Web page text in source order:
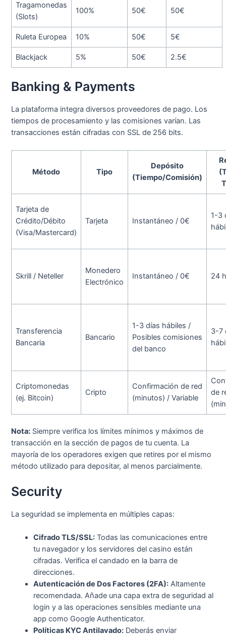
Tragamonedas
(Slots)
100% 50€ 50€
Ruleta Europea 10% 50€ 5€
Blackjack 5% 50€ 2.5€
Banking & Payments
La plataforma integra diversos proveedores de pago. Los
tiempos de procesamiento y las comisiones varían. Las
transacciones están cifradas con SSL de 256 bits.
Método Tipo
Depósito
(Tiempo/Comisión)
Tarjeta de
Crédito/Débito
(Visa/Mastercard)
Tarjeta Instantáneo / 0€
1-3
Skrill / Neteller
Monedero
Electrónico
Instantáneo / 0€ 24
Transferencia
Bancaria
Bancario
1-3 días hábiles /
Posibles comisiones
del banco
3-7
Criptomonedas
(ej. Bitcoin)
Cripto
Confirmación de red
(minutos) / Variable
de
Nota: Siempre verifica los límites mínimos y máximos de
transacción en la sección de pagos de tu cuenta. La
mayoría de los operadores exigen que retires por el mismo
método utilizado para depositar, al menos parcialmente.
Security
La seguridad se implementa en múltiples capas:
Cifrado TLS/SSL: Todas las comunicaciones entre
tu navegador y los servidores del casino están
cifradas. Verifica el candado en la barra de
direcciones.
Autenticación de Dos Factores (2FA): Altamente
recomendada. Añade una capa extra de seguridad al
login y a las operaciones sensibles mediante una
app como Google Authenticator.
Políticas KYC Antilavado: Deberás enviar